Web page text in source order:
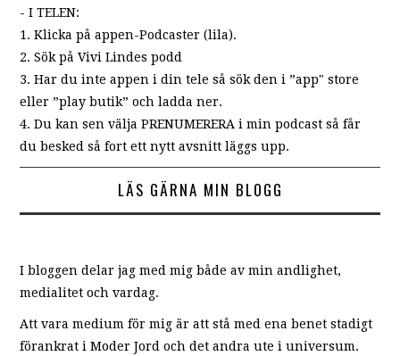
- I TELEN:
1. Klicka på appen-Podcaster (lila).
2. Sök på Vivi Lindes podd
3. Har du inte appen i din tele så sök den i ”app" store
eller ”play butik” och ladda ner.
4. Du kan sen välja PRENUMERERA i min podcast så får
du besked så fort ett nytt avsnitt läggs upp.
LÄS GÄRNA MIN BLOGG
I bloggen delar jag med mig både av min andlighet,
medialitet och vardag.
Att vara medium för mig är att stå med ena benet stadigt
förankrat i Moder Jord och det andra ute i universum.